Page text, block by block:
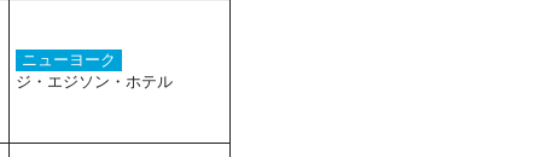
ニューヨーク
ジ・エジソン・ホテル